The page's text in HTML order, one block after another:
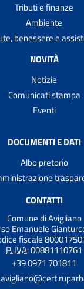
Tributi e finanze
Ambiente
benessere e
NOVITÀ
Notizie
Comunicati stampa
Eventi
DOCUMENTI E DATI
Albo pretorio
CONTATTI
Comune di Avigliano
Emanuele
fiscale
P. IVA:00881110761
+39 0971 701811